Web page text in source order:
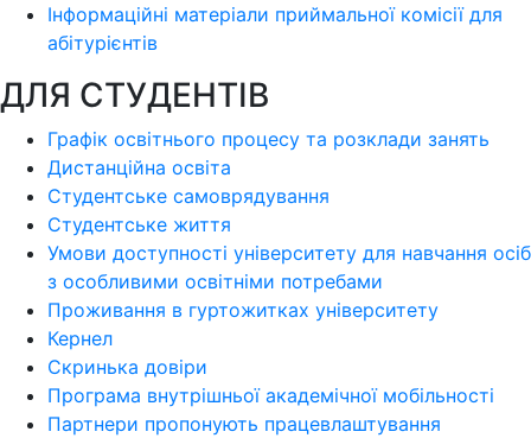
Інформаційні матеріали приймальної комісії для
абітурієнтів
ДЛЯ СТУДЕНТІВ
Графік освітнього процесу та розклади занять
Дистанційна освіта
Студентське самоврядування
Студентське життя
Умови доступності університету для навчання осіб
з особливими освітніми потребами
Проживання в гуртожитках університету
Кернел
Скринька довіри
Програма внутрішньої академічної мобільності
Партнери пропонують працевлаштування